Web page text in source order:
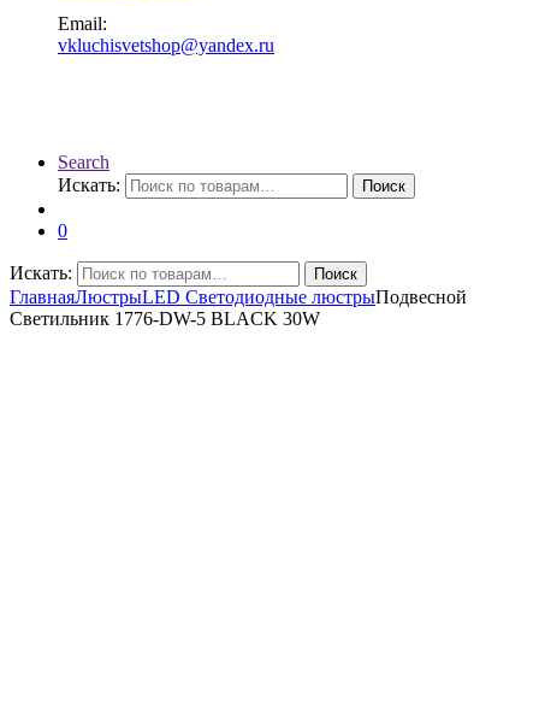
Email:
vkluchisvetshop@yandex.ru
Search
Искать:
Поиск
0
Искать: Поиск
ГлавнаяЛюстрыLED Светодиодные люстрыПодвесной
Светильник 1776-DW-5 BLACK 30W